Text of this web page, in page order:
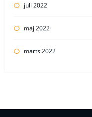
juli 2022
maj 2022
marts 2022